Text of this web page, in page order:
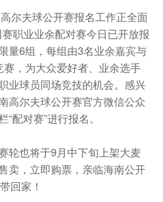
尔夫球公开赛报名工作正全面
职业业余配对赛今日已开放报
量6组，每组由3名业余嘉宾与
赛，为大众爱好者、业余选手
业球员同场竞技的机会。感兴
高尔夫球公开赛官方微信公众
配对赛”进行报名。
轮也将于9月中下旬上架大麦
卖，立即购票，亲临海南公开
回家！